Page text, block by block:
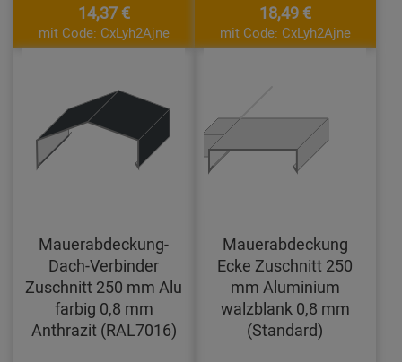
14,37 €
mit Code: CxLyh2Ajne
18,49 €
mit Code: CxLyh2Ajne
Mauerabdeckung-
Dach-Verbinder
Zuschnitt 250 mm Alu
farbig 0,8 mm
Anthrazit (RAL7016)
Mauerabdeckung
Ecke Zuschnitt 250
mm Aluminium
walzblank 0,8 mm
(Standard)